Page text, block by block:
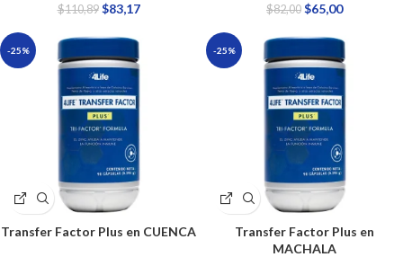
$110,89 $83,17 $82,00 $65,00
-25%
Transfer Factor Plus en CUENCA
-25%
Transfer Factor Plus en
MACHALA